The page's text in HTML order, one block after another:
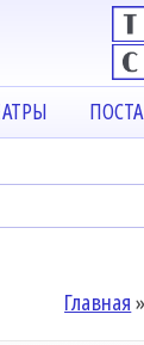
Главная »